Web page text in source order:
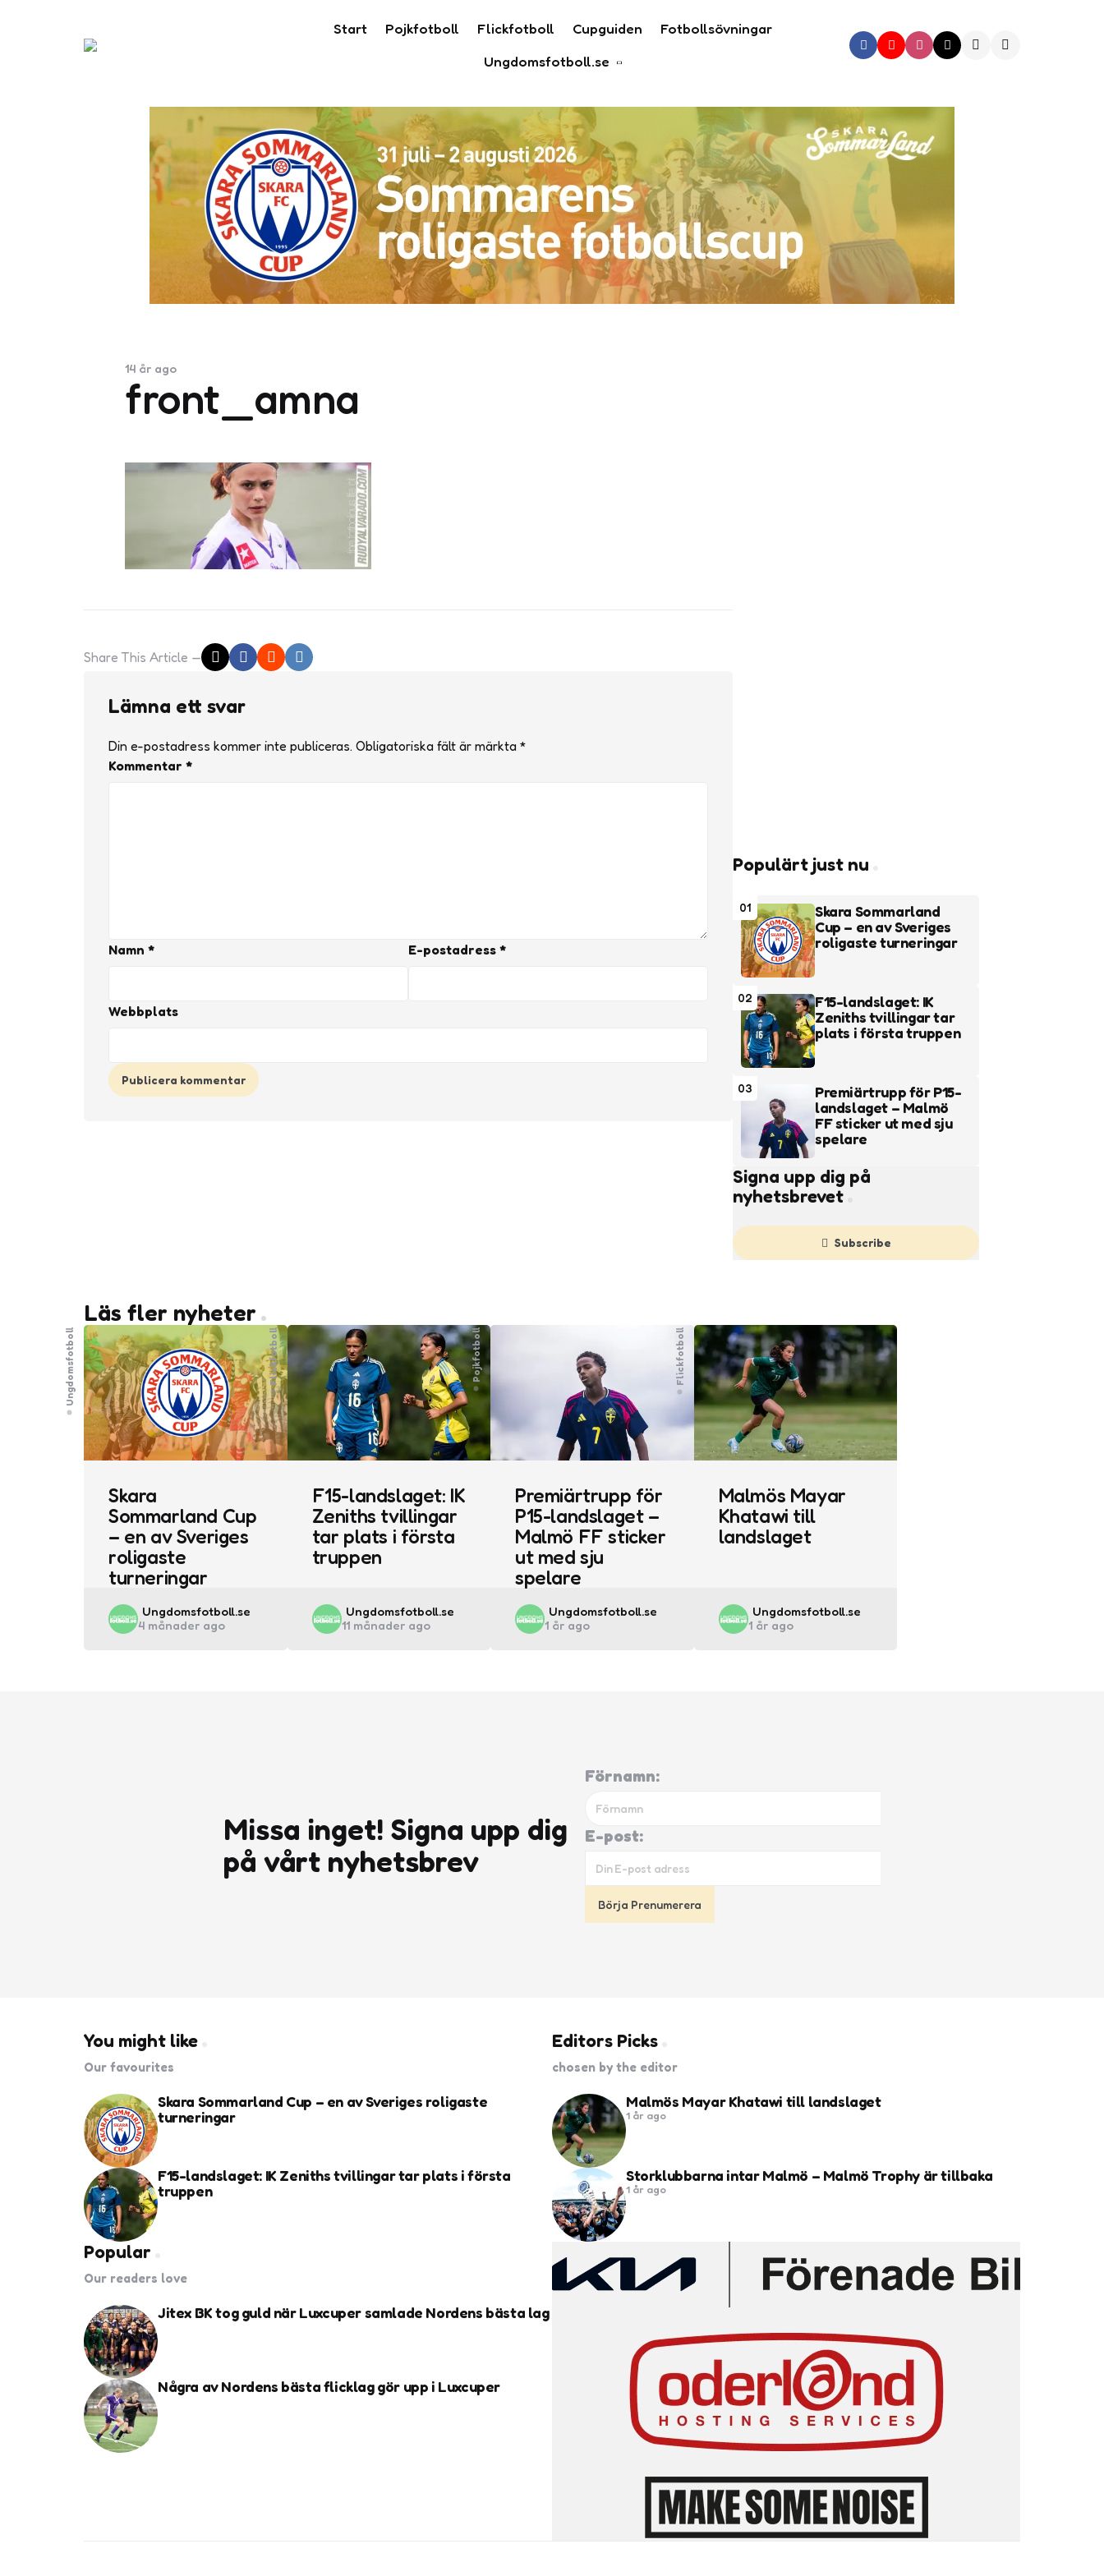
Start Pojkfotboll Flickfotboll Cupguiden
Fotbollsövningar
Ungdomsfotboll.se
front_amna
14 år ago
Share This Article
Lämna ett svar
Din e-postadress kommer inte publiceras. Obligatoriska fält är märkta *
Kommentar *
Namn * E-postadress *
Webbplats
Populärt just nu
01
Skara Sommarland
Cup – en av Sveriges
roligaste turneringar
02
F15-landslaget: IK
Zeniths tvillingar tar
plats i första truppen
03
Premiärtrupp för P15-
landslaget – Malmö
FF sticker ut med sju
spelare
Signa upp dig på
nyhetsbrevet
Subscribe
Läs fler nyheter
Ungdomsfotboll
Skara
Sommarland Cup
– en av Sveriges
roligaste
turneringar
Posted
by
Ungdomsfotboll.se
4 månader ago
Flickfotboll
F15-landslaget: IK
Zeniths tvillingar
tar plats i första
truppen
Posted
by
Ungdomsfotboll.se
11 månader ago
Pojkfotboll
Premiärtrupp för
P15-landslaget –
Malmö FF sticker
ut med sju
spelare
Posted
by
Ungdomsfotboll.se
1 år ago
Flickfotboll
Malmös Mayar
Khatawi till
landslaget
Posted
by
Ungdomsfotboll.se
1 år ago
Missa inget! Signa upp dig
på vårt nyhetsbrev
Förnamn:
E-post:
You might like
Our favourites
Skara Sommarland Cup – en av Sveriges roligaste
turneringar
F15-landslaget: IK Zeniths tvillingar tar plats i första
truppen
Editors Picks
chosen by the editor
Malmös Mayar Khatawi till landslaget
1 år ago
Storklubbarna intar Malmö – Malmö Trophy är tillbaka
1 år ago
Popular
Our readers love
Jitex BK tog guld när Luxcuper samlade Nordens bästa lag
Några av Nordens bästa flicklag gör upp i Luxcuper